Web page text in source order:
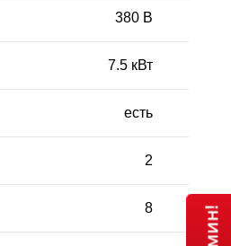
380 В
7.5 кВт
есть
2
8